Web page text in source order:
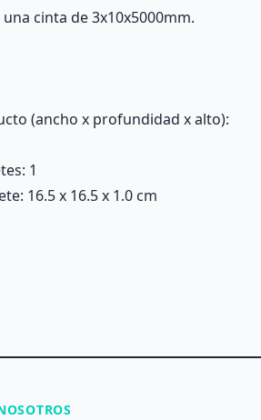
cinta de 3x10x5000mm.
(ancho x profundidad x alto):
1
16.5 x 16.5 x 1.0 cm